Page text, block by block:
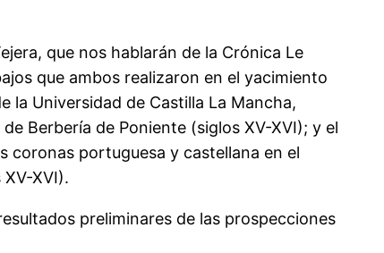
que nos hablarán de la Crónica Le
que ambos realizaron en el yacimiento
la Universidad de Castilla La Mancha,
Berbería de Poniente (siglos XV-XVI); y el
coronas portuguesa y castellana en el
XVI).
preliminares de las prospecciones